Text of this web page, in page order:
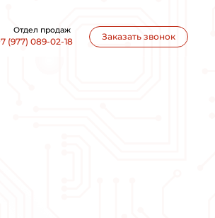
E20-